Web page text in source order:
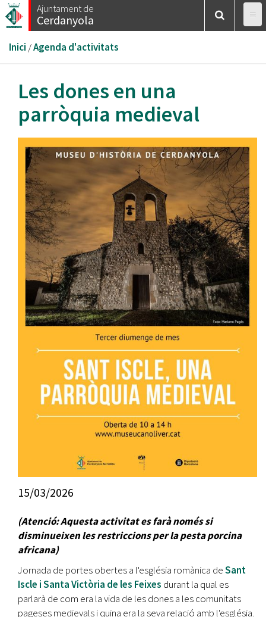
Vés
al
Ajuntament de
Cerdanyola
Esteu
aquí
Inici /Agenda d'activitats
Les dones en una
parròquia medieval
15/03/2026
(Atenció: Aquesta activitat es farà només si
disminueixen les restriccions per la pesta porcina
africana)
Jornada de portes obertes a l'església romànica deSant
Iscle i Santa Victòria de les Feixes durant la qual es
parlarà de com era la vida de les dones a les comunitats
pageses medievals i quina era la seva relació amb l'església.